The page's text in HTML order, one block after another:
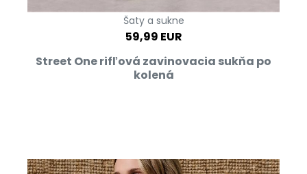
Šaty a sukne
59,99 EUR
Street One rifľová zavinovacia sukňa po
kolená